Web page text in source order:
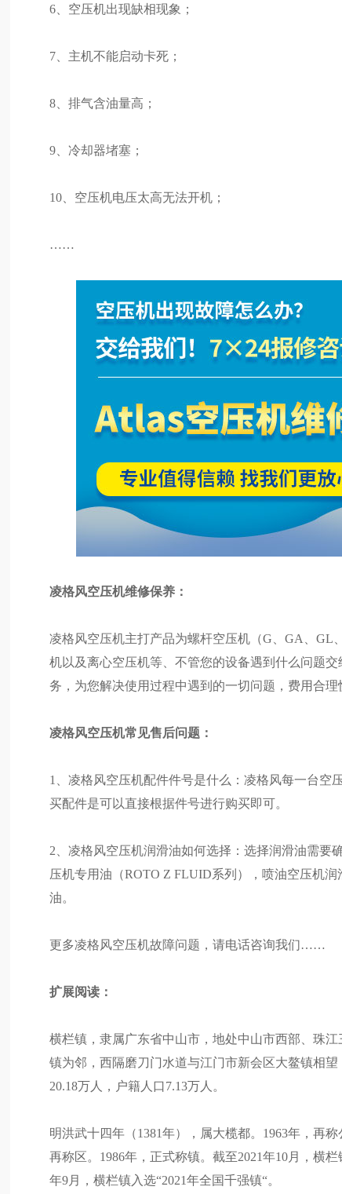
6、空压机出现缺相现象；
7、主机不能启动卡死；
8、排气含油量高；
9、冷却器堵塞；
10、空压机电压太高无法开机；
……
凌格风空压机维修保养：
凌格风空压机主打产品为螺杆空压机（G、GA、GL
机以及离心空压机等、不管您的设备遇到什么问题
务，为您解决使用过程中遇到的一切问题，费用合理
凌格风空压机常见售后问题：
1、凌格风空压机配件件号是什么：凌格风每一台空
买配件是可以直接根据件号进行购买即可。
2、凌格风空压机润滑油如何选择：选择润滑油需要
压机专用油（ROTO Z FLUID系列），喷油空压机
油。
更多凌格风空压机故障问题，请电话咨询我们……
扩展阅读：
横栏镇，隶属广东省中山市，地处中山市西部、珠
镇为邻，西隔磨刀门水道与江门市新会区大鳌镇相
20.18万人，户籍人口7.13万人。
明洪武十四年（1381年），属大榄都。1963年，再
再称区。1986年，正式称镇。截至2021年10月，横
年9月，横栏镇入选“2021年全国千强镇“。